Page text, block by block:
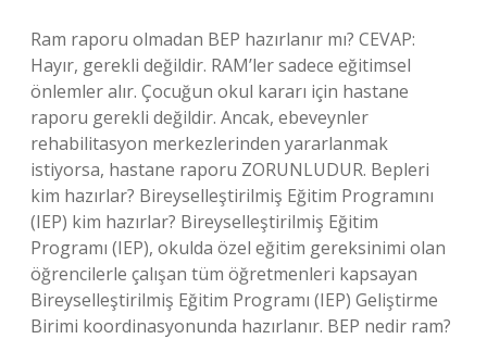
Ram raporu olmadan BEP hazırlanır mı? CEVAP:
Hayır, gerekli değildir. RAM’ler sadece eğitimsel
önlemler alır. Çocuğun okul kararı için hastane
raporu gerekli değildir. Ancak, ebeveynler
rehabilitasyon merkezlerinden yararlanmak
istiyorsa, hastane raporu ZORUNLUDUR. Bepleri
kim hazırlar? Bireyselleştirilmiş Eğitim Programını
(IEP) kim hazırlar? Bireyselleştirilmiş Eğitim
Programı (IEP), okulda özel eğitim gereksinimi olan
öğrencilerle çalışan tüm öğretmenleri kapsayan
Bireyselleştirilmiş Eğitim Programı (IEP) Geliştirme
Birimi koordinasyonunda hazırlanır. BEP nedir ram?